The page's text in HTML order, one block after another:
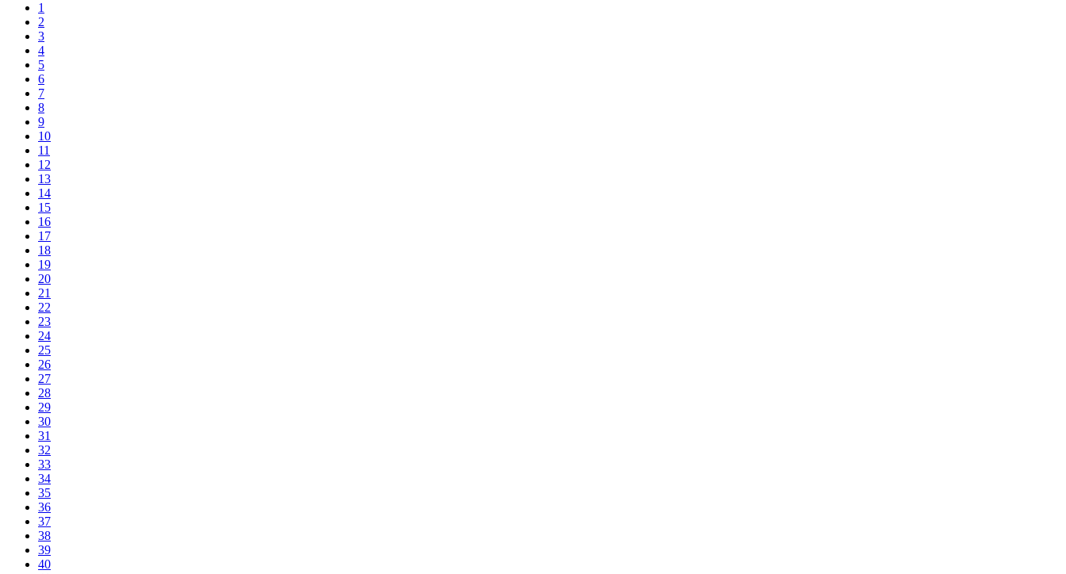
1
2
3
4
5
6
7
8
9
10
11
12
13
14
15
16
17
18
19
20
21
22
23
24
25
26
27
28
29
30
31
32
33
34
35
36
37
38
39
40